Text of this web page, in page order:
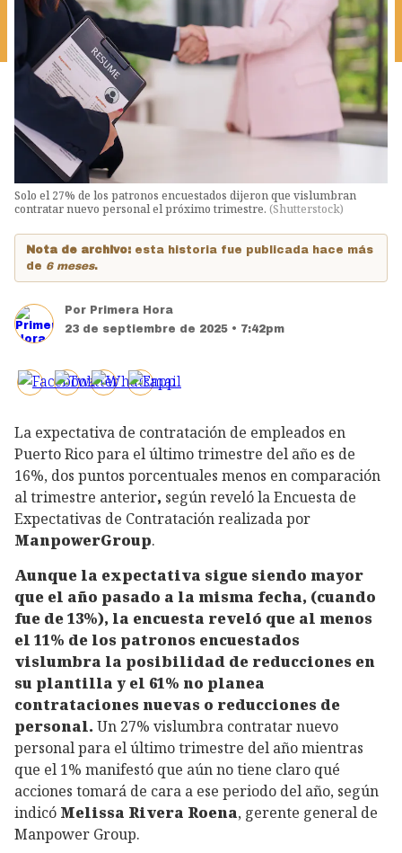
Solo el 27% de los patronos encuestados dijeron que vislumbran
contratar nuevo personal el próximo trimestre. (Shutterstock)
Nota de archivo: esta historia fue publicada hace más
de 6 meses.
Por Primera Hora
23 de septiembre de 2025 • 7:42pm
La expectativa de contratación de empleados en
Puerto Rico para el último trimestre del año es de
16%, dos puntos porcentuales menos en comparación
al trimestre anterior, según reveló la Encuesta de
Expectativas de Contratación realizada por
ManpowerGroup.
Aunque la expectativa sigue siendo mayor
que el año pasado a la misma fecha, (cuando
fue de 13%), la encuesta reveló que al menos
el 11% de los patronos encuestados
vislumbra la posibilidad de reducciones en
su plantilla y el 61% no planea
contrataciones nuevas o reducciones de
personal. Un 27% vislumbra contratar nuevo
personal para el último trimestre del año mientras
que el 1% manifestó que aún no tiene claro qué
acciones tomará de cara a ese periodo del año, según
indicó Melissa Rivera Roena, gerente general de
Manpower Group.